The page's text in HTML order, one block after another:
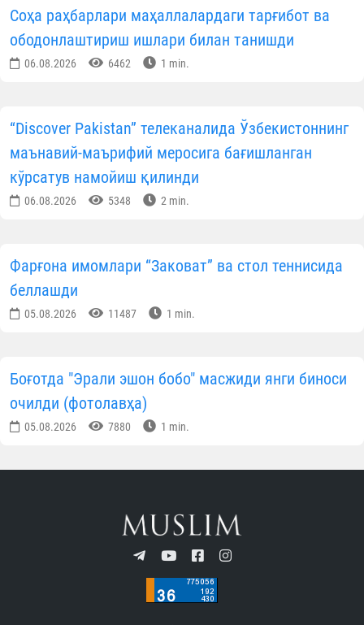
Соҳа раҳбарлари маҳаллалардаги тарғибот ва
ободонлаштириш ишлари билан танишди
06.08.2026 6462 1 min.
“Discover Pakistan” телеканалида Ўзбекистоннинг
маънавий-маърифий меросига бағишланган
кўрсатув намойиш қилинди
06.08.2026 5348 2 min.
Фарғона имомлари “Заковат” ва стол теннисида
беллашди
05.08.2026 11487 1 min.
Боғотда "Эрали эшон бобо" масжиди янги биноси
очилди (фотолавҳа)
05.08.2026 7880 1 min.